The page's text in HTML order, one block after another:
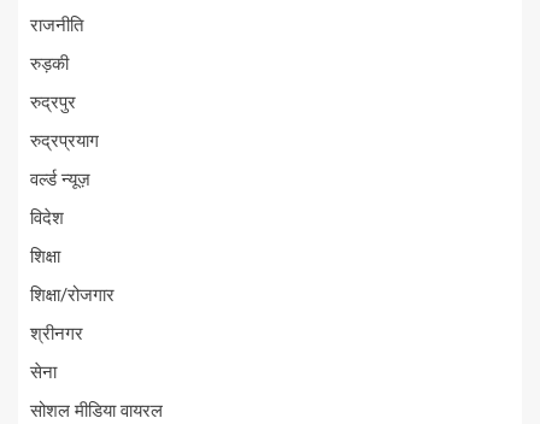
राजनीति
रुड़की
रुद्रपुर
रुद्रप्रयाग
वर्ल्ड न्यूज़
विदेश
शिक्षा
शिक्षा/रोजगार
श्रीनगर
सेना
सोशल मीडिया वायरल